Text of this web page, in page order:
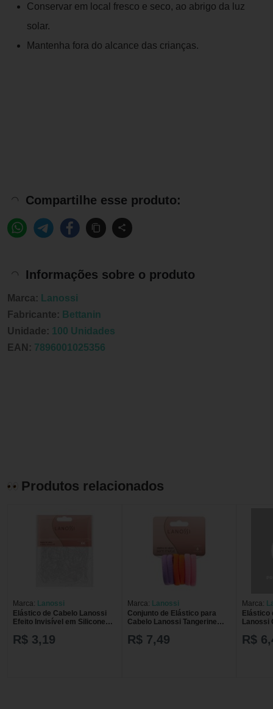
Conservar em local fresco e seco, ao abrigo da luz
solar.
Mantenha fora do alcance das crianças.
Compartilhe esse produto:
Informações sobre o produto
Marca: Lanossi
Fabricante: Bettanin
Unidade: 100 Unidades
EAN: 7896001025356
Produtos relacionados
Marca: Lanossi
Elástico de Cabelo Lanossi
Efeito Invisível em Silicone
R$ 3,19
Marca: Lanossi
Conjunto de Elástico para
Cabelo Lanossi Tangerine
R$ 7,49
Marca:
Elástico
Lanossi
R$